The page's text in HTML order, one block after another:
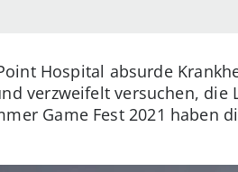
Hospital absurde
verzweifelt versuchen,
Game Fest 2021 haben